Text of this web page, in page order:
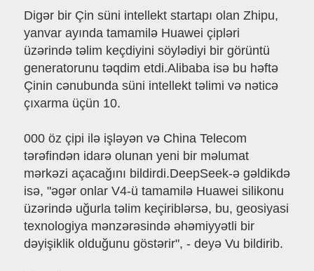
Digər bir Çin süni intellekt startapı olan Zhipu,
yanvar ayında tamamilə Huawei çipləri
üzərində təlim keçdiyini söylədiyi bir görüntü
generatorunu təqdim etdi.Alibaba isə bu həftə
Çinin cənubunda süni intellekt təlimi və nəticə
çıxarma üçün 10.
000 öz çipi ilə işləyən və China Telecom
tərəfindən idarə olunan yeni bir məlumat
mərkəzi açacağını bildirdi.DeepSeek-ə gəldikdə
isə, "əgər onlar V4-ü tamamilə Huawei silikonu
üzərində uğurla təlim keçiriblərsə, bu, geosiyasi
texnologiya mənzərəsində əhəmiyyətli bir
dəyişiklik olduğunu göstərir", - deyə Vu bildirib.